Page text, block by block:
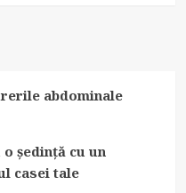
abdominale
ședință cu un
casei tale